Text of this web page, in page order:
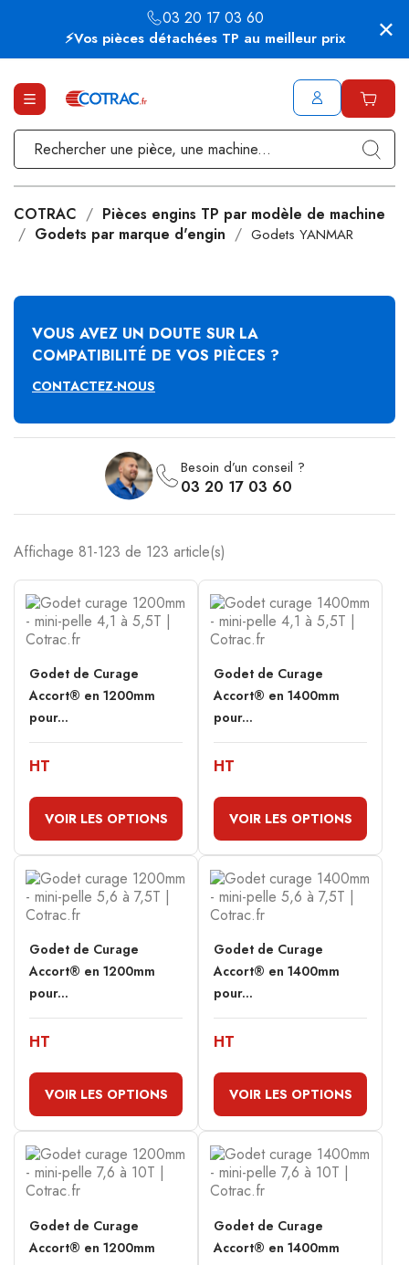
⚡Vos pièces détachées TP au meilleur prix
03 20 17 03 60
COTRAC
Pièces engins TP par modèle de machine
Godets par marque d'engin
Godets YANMAR
VOUS AVEZ UN DOUTE SUR LA
COMPATIBILITÉ DE VOS PIÈCES ?
CONTACTEZ-NOUS
Besoin d’un conseil ?
03 20 17 03 60
Affichage 81-123 de 123 article(s)
Godet de Curage
Accort® en 1200mm
pour...
HT
VOIR LES OPTIONS
Godet de Curage
Accort® en 1400mm
pour...
HT
VOIR LES OPTIONS
Godet de Curage
Accort® en 1200mm
pour...
HT
VOIR LES OPTIONS
Godet de Curage
Accort® en 1400mm
pour...
HT
VOIR LES OPTIONS
Godet de Curage
Accort® en 1200mm
Godet de Curage
Accort® en 1400mm